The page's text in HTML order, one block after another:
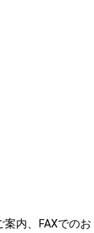
内、FAXでのお